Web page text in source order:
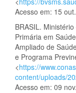
Acesso em: 15
BRASIL.
Primária em
Ampliado de
e Programa
<https://
content/uploads/
Acesso em: 09